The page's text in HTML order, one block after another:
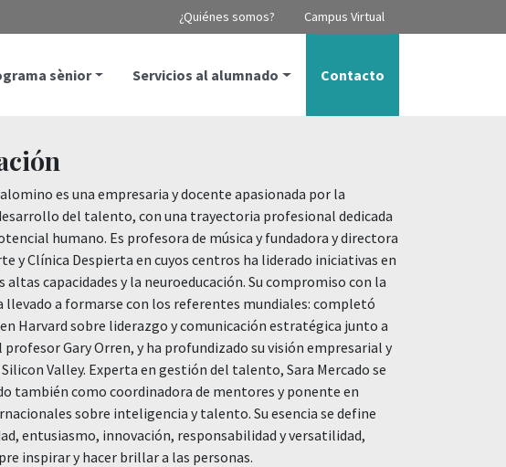
¿Quiénes somos? Campus Virtual
sènior Servicios al alumnado Contacto
es una empresaria y docente apasionada por la
del talento, con una trayectoria profesional dedicada
humano. Es profesora de música y fundadora y directora
y Clínica Despierta en cuyos centros ha liderado iniciativas en
altas capacidades y la neuroeducación. Su compromiso con la
llevado a formarse con los referentes mundiales: completó
Harvard sobre liderazgo y comunicación estratégica junto a
Gary Orren, y ha profundizado su visión empresarial y
Valley. Experta en gestión del talento, Sara Mercado se
también como coordinadora de mentores y ponente en
sobre inteligencia y talento. Su esencia se define
entusiasmo, innovación, responsabilidad y versatilidad,
inspirar y hacer brillar a las personas.